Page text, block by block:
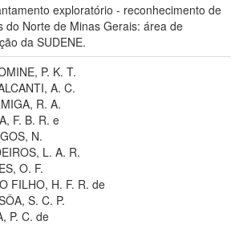
exploratório - reconhecimento de
do Norte de Minas Gerais: área de
da SUDENE.
P. K. T.
A. C.
R. A.
F. B. R. e
N.
L. A. R.
O. F.
FILHO, H. F. R. de
S. C. P.
P. C. de